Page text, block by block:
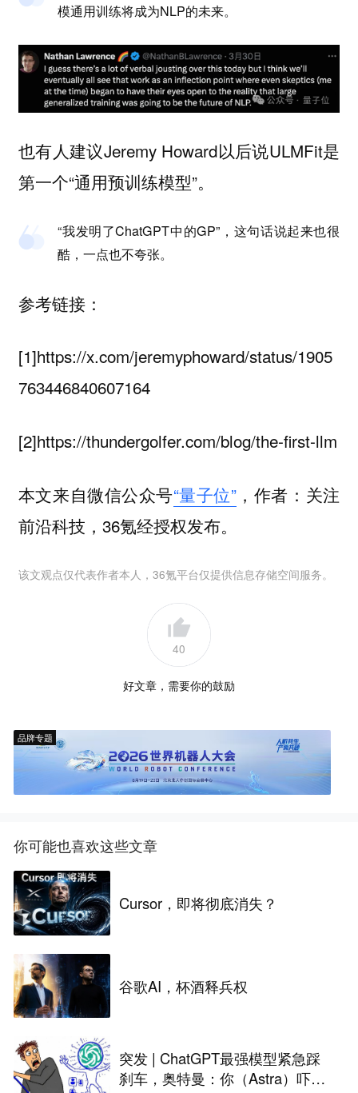
模通用训练将成为NLP的未来。
也有人建议Jeremy Howard以后说ULMFit是
第一个“通用预训练模型”。
“我发明了ChatGPT中的GP”，这句话说起来也很
酷，一点也不夸张。
参考链接：
[1]https://x.com/jeremyphoward/status/1905
763446840607164
[2]https://thundergolfer.com/blog/the-first-llm
本文来自微信公众号“量子位”，作者：关注
前沿科技，36氪经授权发布。
该文观点仅代表作者本人，36氪平台仅提供信息存储空间服务。
40
好文章，需要你的鼓励
品牌专题
你可能也喜欢这些文章
Cursor，即将彻底消失？
谷歌AI，杯酒释兵权
突发 | ChatGPT最强模型紧急踩
刹车，奥特曼：你（Astra）吓到